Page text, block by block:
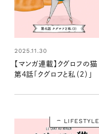
2025.11.30
【マンガ連載】クグロフの猫
第4話「クグロフと私（2）」
LIFESTYLE